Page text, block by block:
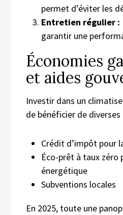
permet d’éviter les
Entretien régulier :
garantir une
Économies
et aides
Investir dans un
de bénéficier de diverses
Crédit d’impôt pour
Éco-prêt à taux zéro
énergétique
Subventions locales
En 2025, toute une